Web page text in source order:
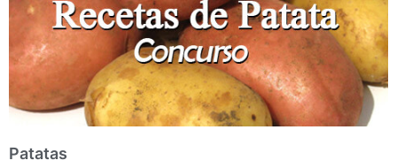
Patatas